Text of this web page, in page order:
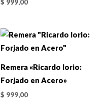
$ 999,00
Remera «Ricardo Iorio:
Forjado en Acero»
$ 999,00